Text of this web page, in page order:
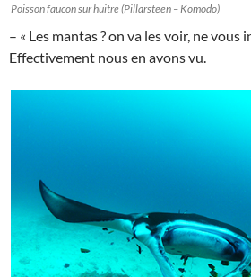
Poisson faucon sur huitre (Pillarsteen – Komodo)
– « Les mantas ? on va les voir, ne vous
Effectivement nous en avons vu.